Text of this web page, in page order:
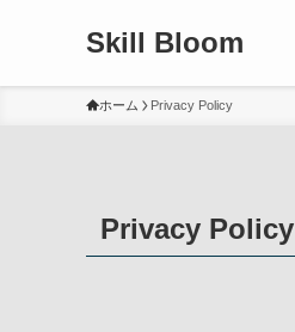
Skill Bloom
ホーム Privacy Policy
Privacy Policy